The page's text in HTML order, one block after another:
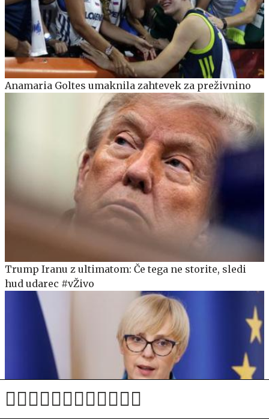
Anamaria Goltes umaknila zahtevek za preživnino
Trump Iranu z ultimatom: Če tega ne storite, sledi
hud udarec #vŽivo